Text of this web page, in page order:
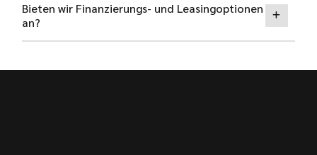
Bieten wir Finanzierungs- und Leasingoptionen
an?